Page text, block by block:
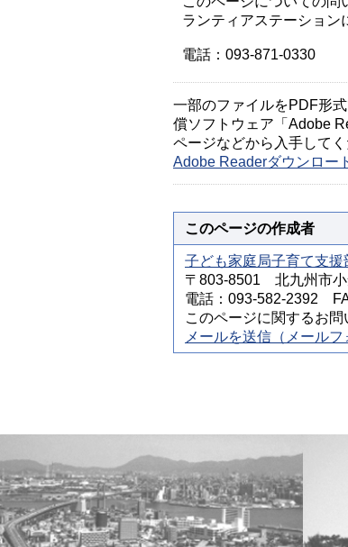
ランティアステーション
電話：093-871-0330
一部のファイルをPDF形
償ソフトウェア「Adobe
ページなどから入手してく
Adobe Readerダウンロー
このページの作成者
子ども家庭局子育て支
〒803-8501 北九州市
電話：093-582-2392
このページに関するお
メールを送信（メールフ